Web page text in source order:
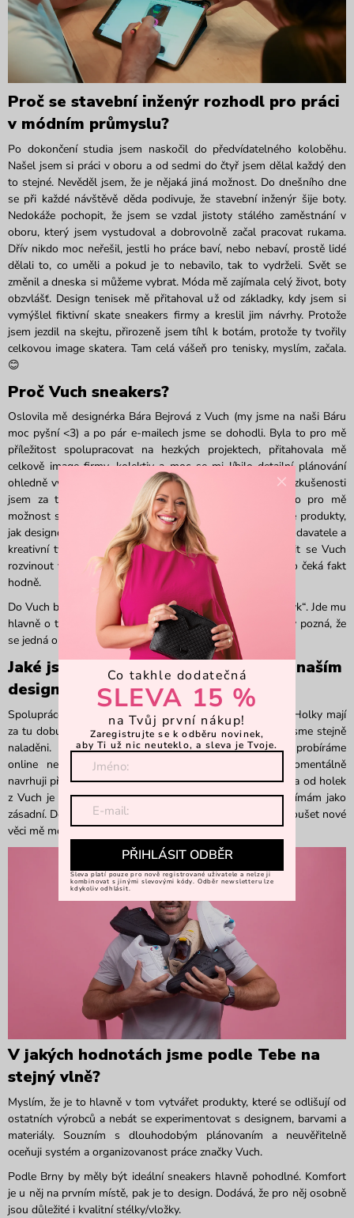
Proč se stavební inženýr rozhodl pro práci
v módním průmyslu?
Po dokončení studia jsem naskočil do předvídatelného koloběhu.
Našel jsem si práci v oboru a od sedmi do čtyř jsem dělal každý den
to stejné. Nevěděl jsem, že je nějaká jiná možnost. Do dnešního dne
se při každé návštěvě děda podivuje, že stavební inženýr šije boty.
Nedokáže pochopit, že jsem se vzdal jistoty stálého zaměstnání v
oboru, který jsem vystudoval a dobrovolně začal pracovat rukama.
Dřív nikdo moc neřešil, jestli ho práce baví, nebo nebaví, prostě lidé
dělali to, co uměli a pokud je to nebavilo, tak to vydrželi. Svět se
změnil a dneska si můžeme vybrat. Móda mě zajímala celý život, boty
obzvlášť. Design tenisek mě přitahoval už od základky, kdy jsem si
vymýšlel fiktivní skate sneakers firmy a kreslil jim návrhy. Protože
jsem jezdil na skejtu, přirozeně jsem tíhl k botám, protože ty tvořily
celkovou image skatera. Tam celá vášeň pro tenisky, myslím, začala.
😊
PročVuch sneakers?
Oslovila mě designérka Bára Bejrová z Vuch (my jsme na naši Báru
moc pyšní <3) a po pár e-mailech jsme se dohodli. Byla to pro mě
příležitost spolupracovat na hezkých projektech, přitahovala mě
celkově image firmy, kolektiv a moc se mi líbilo detailní plánování
ohledně výroby a nadcházejících kolekcí. Po mé předchozí zkušenosti
jsem za takové firemní nastavení moc rád. Určitě je to pro mě
možnost se konečně kreativně vyjádřit a vytvořit
hezké produkty,
jak designově, tak funkčně. Je to příležitost poznat nové dodavatele a
kreativní tvůrce, naučit se nové techniky výroby a pokusit se Vuch
rozvinout v obuvnické části produktů. Myslím, že nás toho čeká fakt
hodně.
Do Vuch by Martin rád přinesl tzv. „sneakersdesignový jazyk“. Jde mu
hlavně o to
vytvořit tak ikonický design, že každý i z dálky pozná, že
se jedná o
zrovna Vuch tenisek.
Jaké jsou Tvé dojmy ze spolupráce s naším
designerským týmem?
Spolupráce je nastavená na takové hezké, přátelské vlně. Holky mají
za tu dobu, co navrhují, mnoho zkušeností a myslím, že jsme stejně
naladěni. Veškeré podrobnosti mých návrhů společně probíráme
online nebo během osobního setkání
. Momentálně
navrhuji především dámské kolekce bot, takže zpětná vazba od holek
z Vuch je přímo od těch, kterým jsou boty určeny. To vnímám jako
zásadní. Debata nad produkty a všudypřítomná odvaha zkoušet nové
věci mě moc baví.
V jakých hodnotách jsme podle Tebe na
stejný vlně?
Myslím, že je to hlavně v tom vytvářet produkty, které se odlišují od
ostatních výrobců a nebát se experimentovat s designem, barvami a
materiály. Souzním s dlouhodobým plánovaním a neuvěřitelně
oceňuji systém a organizovanost práce značky Vuch.
Podle Brny by měly být ideální sneakers hlavně pohodlné. Komfort
je u něj na prvním místě, pak je to design. Dodává, že pro něj osobně
jsou důležité i kvalitní stélky/vložky.
×
Co takhle dodatečná
SLEVA 15 %
na Tvůj první nákup!
Zaregistrujte se k odběru novinek,
aby Ti už nic neuteklo, a sleva je Tvoje.
PŘIHLÁSIT ODBĚR
Sleva platí pouze pro nově registrované uživatele a nelze ji
kombinovat s jinými slevovými kódy. Odběr newsletteru lze
kdykoliv odhlásit.